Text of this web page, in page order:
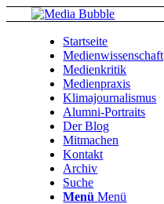
Startseite
Medienwissenschaft
Medienkritik
Medienpraxis
Klimajournalismus
Alumni-Portraits
Der Blog
Mitmachen
Kontakt
Archiv
Suche
Menü Menü